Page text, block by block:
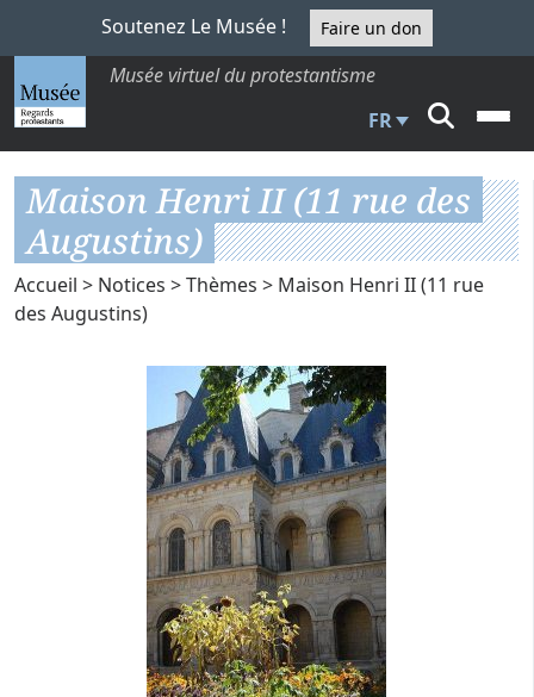
Soutenez Le Musée ! Faire un don
Musée virtuel du protestantisme
FR
Maison Henri II (11 rue des
Augustins)
Accueil > Notices >Thèmes > Maison Henri II (11 rue
des Augustins)